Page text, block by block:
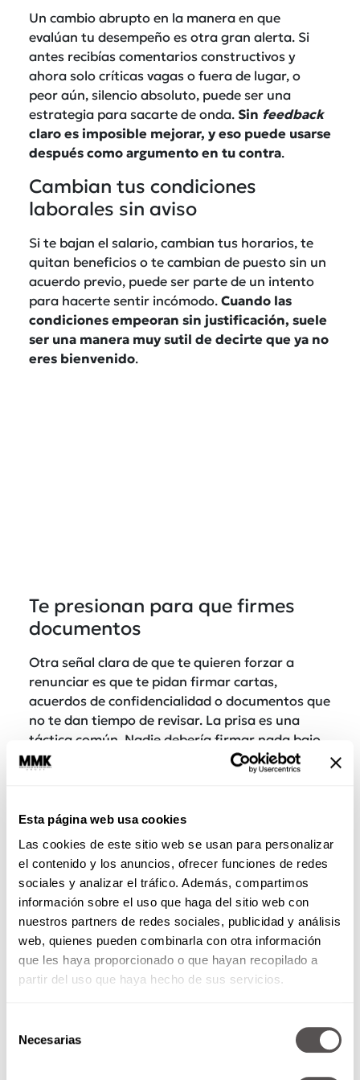
Esta página web usa cookies
Las cookies de este sitio web se usan para personalizar
el contenido y los anuncios, ofrecer funciones de redes
sociales y analizar el tráfico. Además, compartimos
información sobre el uso que haga del sitio web con
nuestros partners de redes sociales, publicidad y análisis
web, quienes pueden combinarla con otra información
que les haya proporcionado o que hayan recopilado a
partir del uso que haya hecho de sus servicios.
Necesarias
Un cambio abrupto en la manera en que
evalúan tu desempeño es otra gran alerta. Si
antes recibías comentarios constructivos y
ahora solo críticas vagas o fuera de lugar, o
peor aún, silencio absoluto, puede ser una
estrategia para sacarte de onda. Sin feedback
claro es imposible mejorar, y eso puede usarse
después como argumento en tu contra.
Cambian tus condiciones
laborales sin aviso
Si te bajan el salario, cambian tus horarios, te
quitan beneficios o te cambian de puesto sin un
acuerdo previo, puede ser parte de un intento
para hacerte sentir incómodo. Cuando las
condiciones empeoran sin justificación, suele
ser una manera muy sutil de decirte que ya no
eres bienvenido.
Te presionan para que firmes
documentos
Otra señal clara de que te quieren forzar a
renunciar es que te pidan firmar cartas,
acuerdos de confidencialidad o documentos que
no te dan tiempo de revisar. La prisa es una
táctica común. Nadie debería firmar nada bajo
presión. Aún peor,
si te piden firmar una hoja
en blanco, STOP!, puede ser que estés
También lee:¿Quieres renunciar? Es culpa de
tu jefe